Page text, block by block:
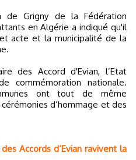
Grigny de la Fédération
en Algérie a indiqué qu'il
acte et la municipalité de la
des Accord d'Evian, l’Etat
commémoration nationale.
ont tout de même
d’hommage et des
Accords d’Evian ravivent la